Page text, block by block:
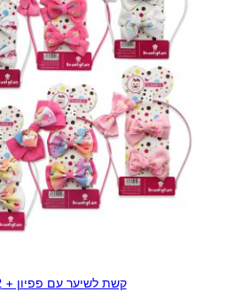
קשת לשיער עם פפיון + 2 סיכות פפיון